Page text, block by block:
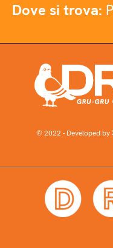
Dove si trova:
© 2022 - Developed by